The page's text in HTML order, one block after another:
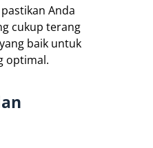
Anda
cukup terang
baik untuk
optimal.